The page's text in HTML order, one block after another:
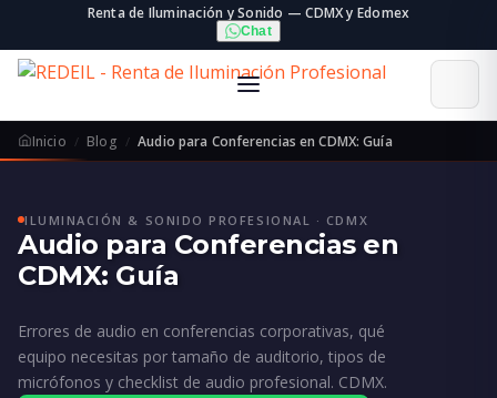
Renta de Iluminación y Sonido — CDMX y Edomex
Chat
Inicio Blog Audio para Conferencias en CDMX: Guía
ILUMINACIÓN & SONIDO PROFESIONAL · CDMX
Audio para Conferencias en
CDMX: Guía
Errores de audio en conferencias corporativas, qué
equipo necesitas por tamaño de auditorio, tipos de
micrófonos y checklist de audio profesional. CDMX.